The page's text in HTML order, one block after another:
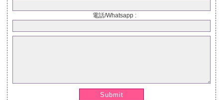
電話/Whatsapp :
Submit